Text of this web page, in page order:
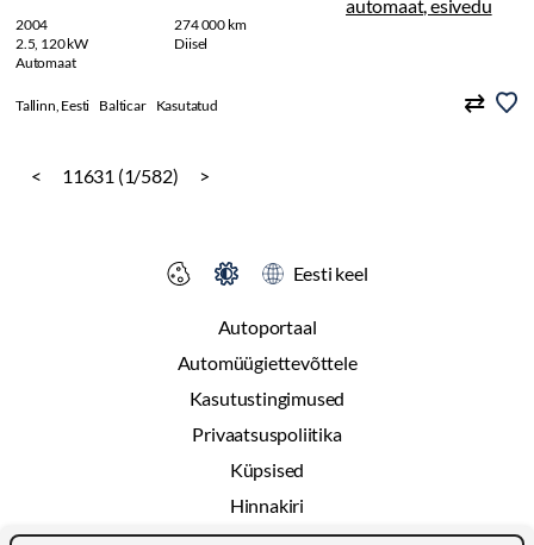
2004
274 000 km
2.5, 120 kW
Diisel
Automaat
Tallinn, Eesti Balticar Kasutatud
< 11631 (1/582) >
Autoportaal
Automüügiettevõttele
Kasutustingimused
Privaatsuspoliitika
Küpsised
Hinnakiri
Eesti keel